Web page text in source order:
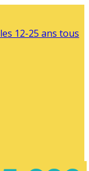
12-25 ans tous